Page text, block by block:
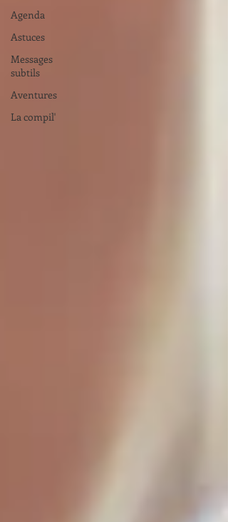
Agenda
Astuces
Messages
subtils
Aventures
La compil'